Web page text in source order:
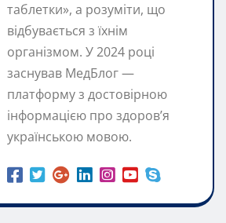
таблетки», а розуміти, що
відбувається з їхнім
організмом. У 2024 році
заснував МедБлог —
платформу з достовірною
інформацією про здоров’я
українською мовою.